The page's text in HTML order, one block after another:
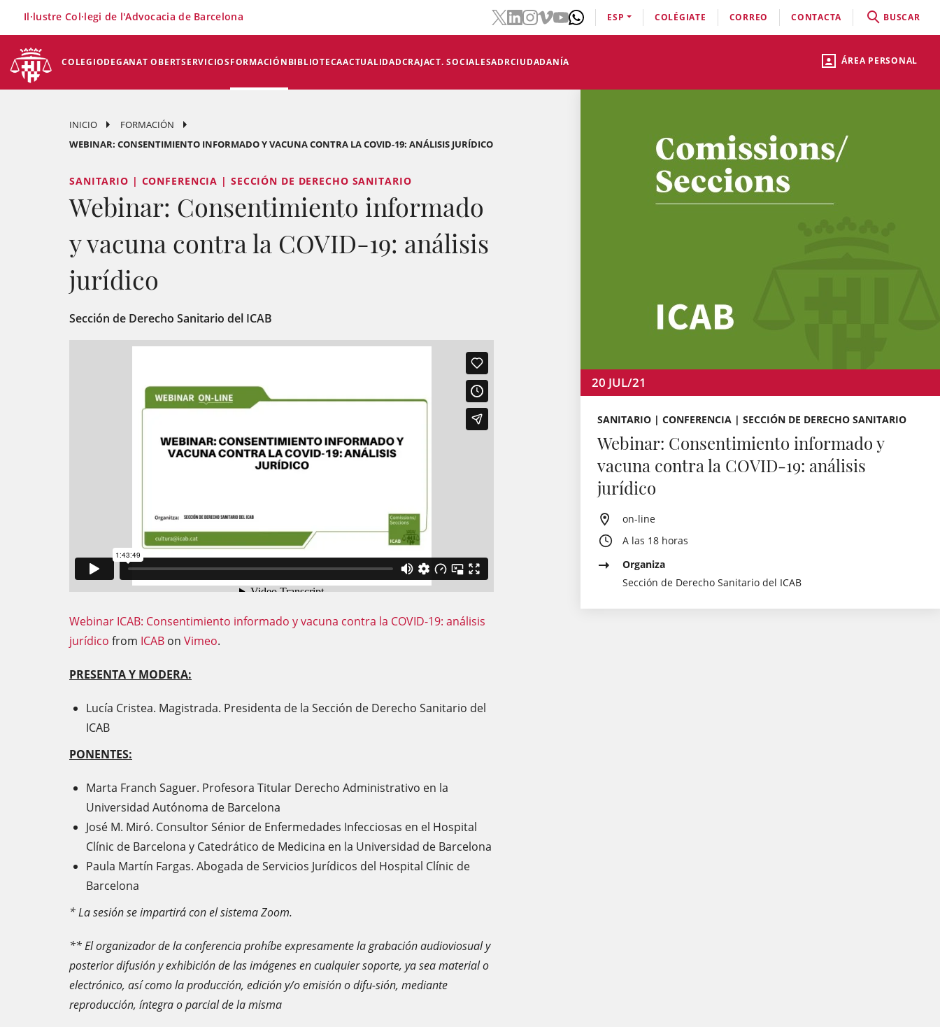
ÁREA PERSONAL
COLEGIODEGANAT OBERTSERVICIOSFORMACIÓNBIBLIOTECAACTUALIDADCRAJACT. SOCIALESADRCIUDADANÍA
Il·lustre Col·legi de l'Advocacia de Barcelona ESP COLÉGIATE CORREO CONTACTA BUSCAR
INICIO
FORMACIÓN
WEBINAR: CONSENTIMIENTO INFORMADO Y VACUNA CONTRA LA COVID-19: ANÁLISIS JURÍDICO
SANITARIO | CONFERENCIA | SECCIÓN DE DERECHO SANITARIO
Webinar: Consentimiento informado
y vacuna contra la COVID-19: análisis
jurídico
Sección de Derecho Sanitario del ICAB
Webinar ICAB: Consentimiento informado y vacuna contra la COVID-19: análisis
jurídico from ICAB on Vimeo.
PRESENTA Y MODERA:
Lucía Cristea. Magistrada. Presidenta de la Sección de Derecho Sanitario del
ICAB
PONENTES:
Marta Franch Saguer. Profesora Titular Derecho Administrativo en la
Universidad Autónoma de Barcelona
José M. Miró. Consultor Sénior de Enfermedades Infecciosas en el Hospital
Clínic de Barcelona y Catedrático de Medicina en la Universidad de Barcelona
Paula Martín Fargas. Abogada de Servicios Jurídicos del Hospital Clínic de
Barcelona
* La sesión se impartirá con el sistema Zoom.
** El organizador de la conferencia prohíbe expresamente la grabación audioviosual y
posterior difusión y exhibición de las imágenes en cualquier soporte, ya sea material o
electrónico, así como la producción, edición y/o emisión o difu-sión, mediante
reproducción, íntegra o parcial de la misma
20 JUL/21
SANITARIO | CONFERENCIA | SECCIÓN DE DERECHO SANITARIO
Webinar: Consentimiento informado y
vacuna contra la COVID-19: análisis
jurídico
on-line
A las 18 horas
Organiza
Sección de Derecho Sanitario del ICAB